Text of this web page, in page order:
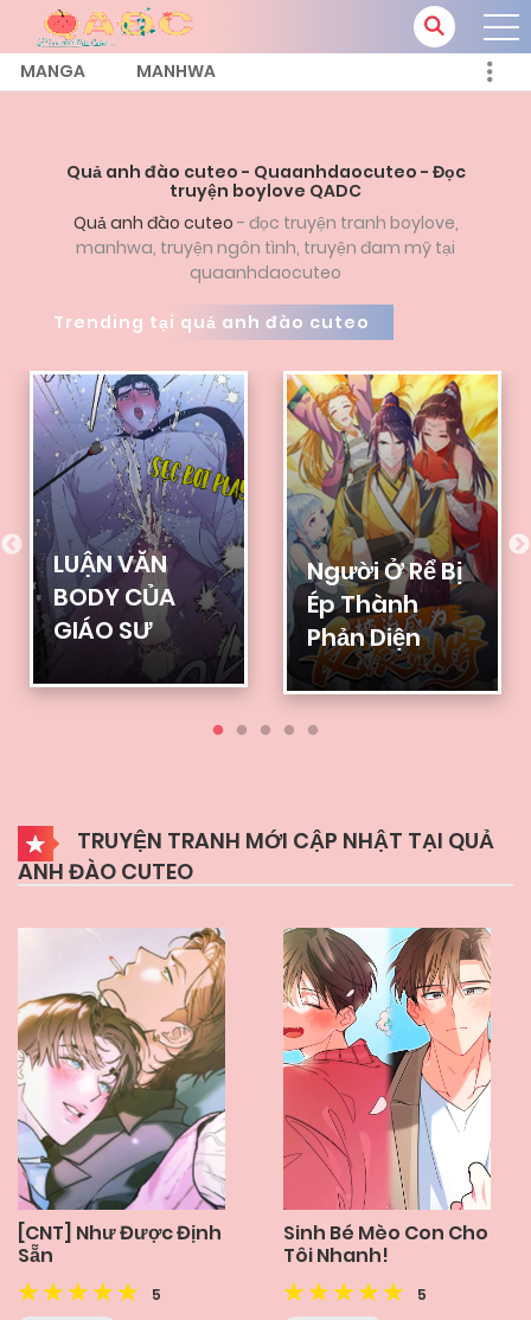
MANGA MANHWA
Quả anh đào cuteo - Quaanhdaocuteo - Đọc
truyện boylove QADC
Quả anh đào cuteo - đọc truyện tranh boylove,
manhwa, truyện ngôn tình, truyện đam mỹ tại
quaanhdaocuteo
Trending tại quả anh đào cuteo
LUẬN VĂN
BODY CỦA
GIÁO SƯ
Người Ở Rể Bị
Ép Thành
Phản Diện
TRUYỆN TRANH MỚI CẬP NHẬT TẠI QUẢ
ANH ĐÀO CUTEO
[CNT] Như Được Định
Sẵn
5
Sinh Bé Mèo Con Cho
Tôi Nhanh!
5